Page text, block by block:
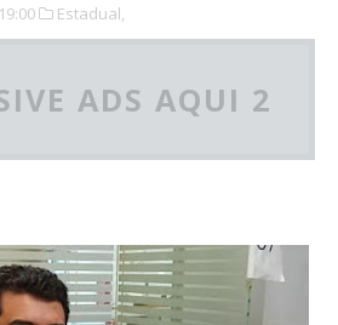
Estadual,
ADS AQUI 2